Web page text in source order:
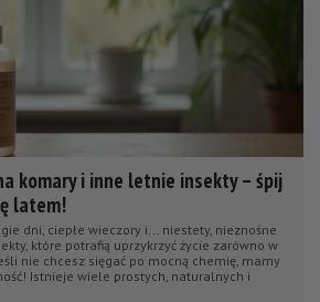
komary i inne letnie insekty – śpij
latem!
dni, ciepłe wieczory i... niestety, nieznośne
które potrafią uprzykrzyć życie zarówno w
nie chcesz sięgać po mocną chemię, mamy
Istnieje wiele prostych, naturalnych i